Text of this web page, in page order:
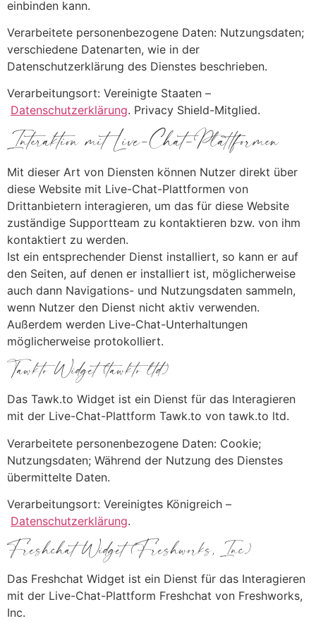
einbinden kann.
Verarbeitete personenbezogene Daten: Nutzungsdaten;
verschiedene Datenarten, wie in der
Datenschutzerklärung des Dienstes beschrieben.
Verarbeitungsort: Vereinigte Staaten –
Datenschutzerklärung. Privacy Shield-Mitglied.
Interaktion mit Live-Chat-Plattformen
Mit dieser Art von Diensten können Nutzer direkt über
diese Website mit Live-Chat-Plattformen von
Drittanbietern interagieren, um das für diese Website
zuständige Supportteam zu kontaktieren bzw. von ihm
kontaktiert zu werden.
Ist ein entsprechender Dienst installiert, so kann er auf
den Seiten, auf denen er installiert ist, möglicherweise
auch dann Navigations- und Nutzungsdaten sammeln,
wenn Nutzer den Dienst nicht aktiv verwenden.
Außerdem werden Live-Chat-Unterhaltungen
möglicherweise protokolliert.
Tawk.to Widget (tawk.to ltd.)
Das Tawk.to Widget ist ein Dienst für das Interagieren
mit der Live-Chat-Plattform Tawk.to von tawk.to ltd.
Verarbeitete personenbezogene Daten: Cookie;
Nutzungsdaten; Während der Nutzung des Dienstes
übermittelte Daten.
Verarbeitungsort: Vereinigtes Königreich –
Datenschutzerklärung.
Freshchat Widget (Freshworks, Inc.)
Das Freshchat Widget ist ein Dienst für das Interagieren
mit der Live-Chat-Plattform Freshchat von Freshworks,
Inc.